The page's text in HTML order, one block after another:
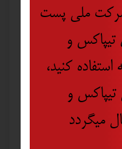
شرکت ملی پست
و
کنید،
و
میگردد